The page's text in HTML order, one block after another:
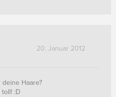
20. Januar 2012
Haare?
:D